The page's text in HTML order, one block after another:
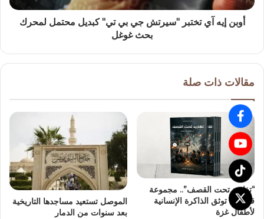
أوبن إيه آي تختبر "سيرتش جي بي تي" كبديل محتمل لمحرك
بحث غوغل
مقالات ذات صلة
“تغاريد تحت القصف”.. مجموعة
قصصية توثق الذاكرة الإنسانية
لأطفال غزة
الموصل تستعيد مساجدها التاريخية
بعد سنوات من الدمار